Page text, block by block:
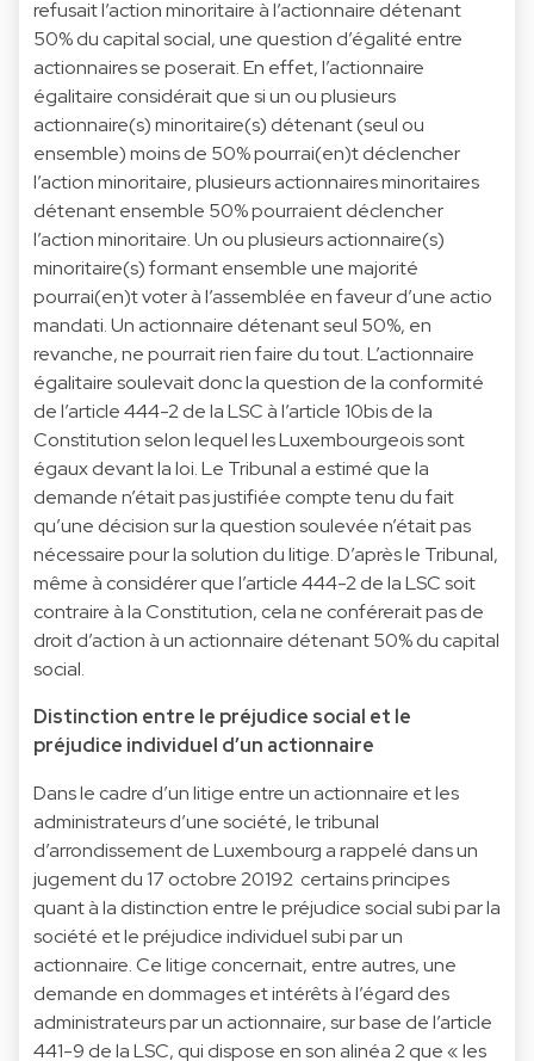
refusait l’action minoritaire à l’actionnaire détenant
50% du capital social, une question d’égalité entre
actionnaires se poserait. En effet, l’actionnaire
égalitaire considérait que si un ou plusieurs
actionnaire(s) minoritaire(s) détenant (seul ou
ensemble) moins de 50% pourrai(en)t déclencher
l’action minoritaire, plusieurs actionnaires minoritaires
détenant ensemble 50% pourraient déclencher
l’action minoritaire. Un ou plusieurs actionnaire(s)
minoritaire(s) formant ensemble une majorité
pourrai(en)t voter à l’assemblée en faveur d’une actio
mandati. Un actionnaire détenant seul 50%, en
revanche, ne pourrait rien faire du tout. L’actionnaire
égalitaire soulevait donc la question de la conformité
de l’article 444-2 de la LSC à l’article 10bis de la
Constitution selon lequel les Luxembourgeois sont
égaux devant la loi. Le Tribunal a estimé que la
demande n’était pas justifiée compte tenu du fait
qu’une décision sur la question soulevée n’était pas
nécessaire pour la solution du litige. D’après le Tribunal,
même à considérer que l’article 444-2 de la LSC soit
contraire à la Constitution, cela ne conférerait pas de
droit d’action à un actionnaire détenant 50% du capital
social.
Distinction entre le préjudice social et le
préjudice individuel d’un actionnaire
Dans le cadre d’un litige entre un actionnaire et les
administrateurs d’une société, le tribunal
d’arrondissement de Luxembourg a rappelé dans un
jugement du 17 octobre 20192 certains principes
quant à la distinction entre le préjudice social subi par la
société et le préjudice individuel subi par un
actionnaire. Ce litige concernait, entre autres, une
demande en dommages et intérêts à l’égard des
administrateurs par un actionnaire, sur base de l’article
441-9 de la LSC, qui dispose en son alinéa 2 que « les